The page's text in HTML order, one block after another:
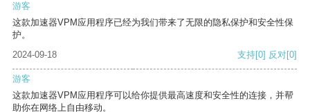
游客
这款加速器VPM应用程序已经为我们带来了无限的隐私保护和安全性保
护。
2024-09-18
支持[0] 反对[0]
游客
这款加速器VPM应用程序可以给你提供最高速度和安全性的连接，并帮
助你在网络上自由移动。